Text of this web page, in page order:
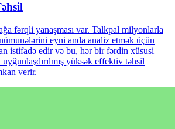
fərqli yanaşması var. Talkpal milyonlarla
eyni anda analiz etmək üçün
istifadə edir və bu, hər bir fərdin xüsusi
yüksək effektiv təhsil
verir.